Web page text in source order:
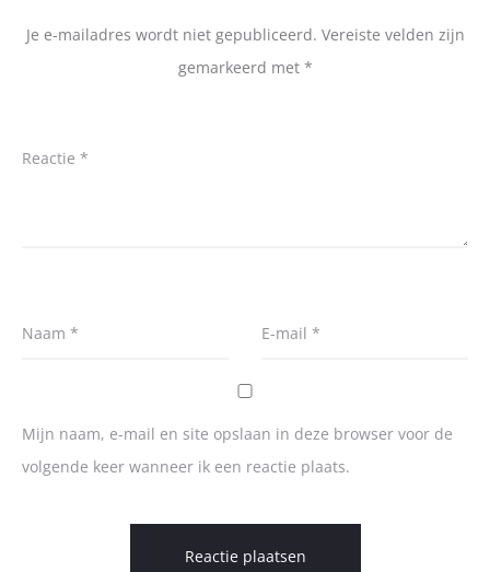
Je e-mailadres wordt niet gepubliceerd. Vereiste velden zijn
gemarkeerd met *
Reactie *
Naam * E-mail *
Mijn naam, e-mail en site opslaan in deze browser voor de
volgende keer wanneer ik een reactie plaats.